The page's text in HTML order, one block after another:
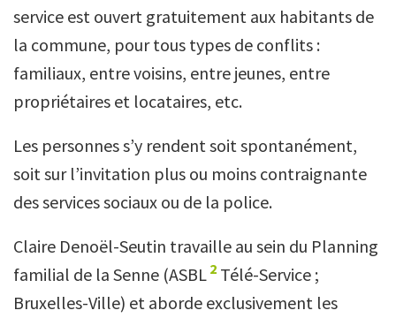
service est ouvert gratuitement aux habitants de
la commune, pour tous types de conflits :
familiaux, entre voisins, entre jeunes, entre
propriétaires et locataires, etc.
Les personnes s’y rendent soit spontanément,
soit sur l’invitation plus ou moins contraignante
des services sociaux ou de la police.
Claire Denoël-Seutin travaille au sein du Planning
familial de la Senne (ASBL 2 Télé-Service ;
Bruxelles-Ville) et aborde exclusivement les